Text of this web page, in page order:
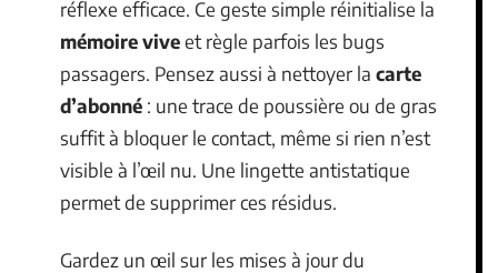
réflexe efficace. Ce geste simple réinitialise la
mémoire viveet règle parfois les bugs
passagers. Pensez aussi à nettoyer la carte
d’abonné : une trace de poussière ou de gras
suffit à bloquer le contact, même si rien n’est
visible à l’œil nu. Une lingette antistatique
permet de supprimer ces résidus.
Gardez un œil sur les mises à jour du